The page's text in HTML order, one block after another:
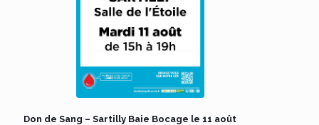
Don de Sang – Sartilly Baie Bocage le 11 août